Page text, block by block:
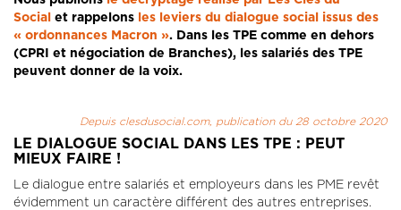
Social et rappelons les leviers du dialogue social issus des
« ordonnances Macron ». Dans les TPE comme en dehors
(CPRI et négociation de Branches), les salariés des TPE
peuvent donner de la voix.
Depuis clesdusocial.com, publication du 28 octobre 2020
LE DIALOGUE SOCIAL DANS LES TPE : PEUT
MIEUX FAIRE !
Le dialogue entre salariés et employeurs dans les PME revêt
évidemment un caractère différent des autres entreprises.